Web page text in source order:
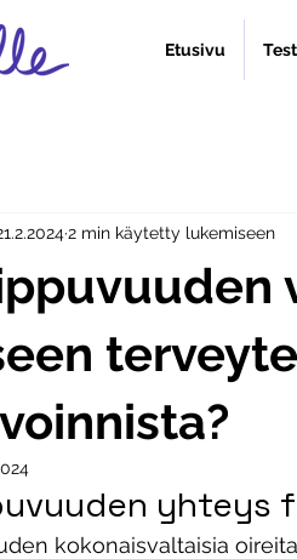
Etusivu
2 min käytetty lukemiseen
yhteys
kokonaisvaltaisia